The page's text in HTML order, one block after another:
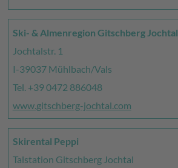
Ski- & Almenregion Gitschberg Jochtal
Jochtalstr. 1
I-39037 Mühlbach/Vals
Tel. +39 0472 886048
www.gitschberg-jochtal.com
Skirental Peppi
Talstation Gitschberg Jochtal